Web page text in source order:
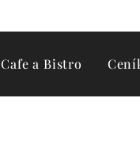
Cafe a Bistro